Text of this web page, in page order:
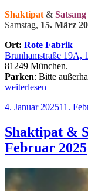
Shaktipat & Satsang
Samstag, 15. März
Ort: Rote Fabrik
Brunhamstraße 19A,
81249 München.
Parken: Bitte
„Shaktipat
Satsang,
15.
März
2025“
weiterlesen
Veröffentlicht
4. Januar 202511.
Shaktipat &
Februar 2025